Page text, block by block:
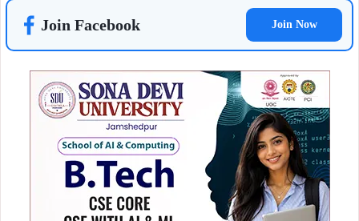
Join Facebook Join Now